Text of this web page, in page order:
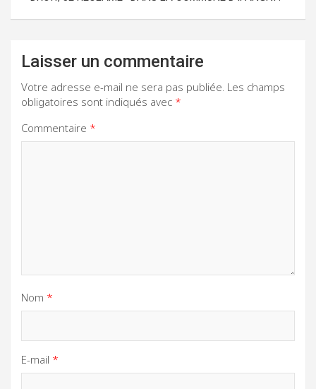
Laisser un commentaire
Votre adresse e-mail ne sera pas publiée. Les champs
obligatoires sont indiqués avec *
Commentaire *
Nom *
E-mail *